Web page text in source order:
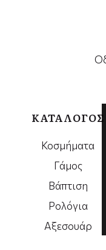
ΚΑΤΑΛΟΓΟΣ
Κοσμήματα
Γάμος
Βάπτιση
Ρολόγια
Αξεσουάρ